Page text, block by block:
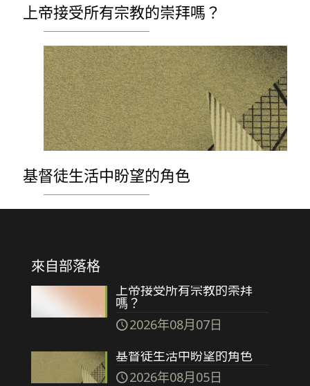
上帝接受所有宗教的崇拜嗎？
基督徒生活中盼望的角色
來自部落格
上帝接受所有宗教的崇拜
嗎？
2026年08月07日
基督徒生活中盼望的角色
2026年08月05日